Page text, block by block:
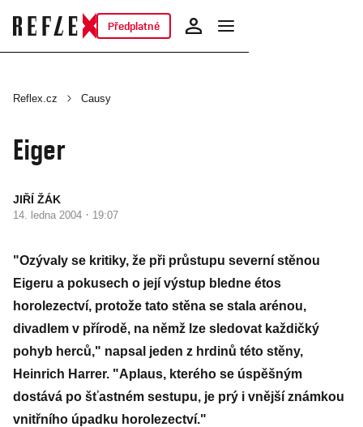
Předplatné
Reflex.cz Causy
Eiger
JIŘÍ ŽÁK
14. ledna 2004 · 19:07
"Ozývaly se kritiky, že při průstupu severní stěnou
Eigeru a pokusech o její výstup bledne étos
horolezectví, protože tato stěna se stala arénou,
divadlem v přírodě, na němž lze sledovat každičký
pohyb herců," napsal jeden z hrdinů této stěny,
Heinrich Harrer. "Aplaus, kterého se úspěšným
dostává po šťastném sestupu, je prý i vnější známkou
vnitřního úpadku horolezectví."